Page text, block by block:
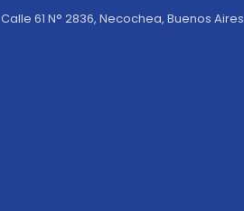
Calle 61 N° 2836, Necochea, Buenos Aires